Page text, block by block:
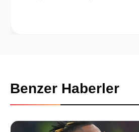
Benzer Haberler